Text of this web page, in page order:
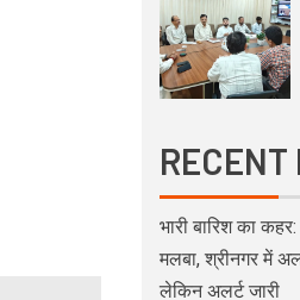
RECENT
भारी बारिश का कहर:
मलबा, श्रीनगर में
लेकिन अलर्ट जारी